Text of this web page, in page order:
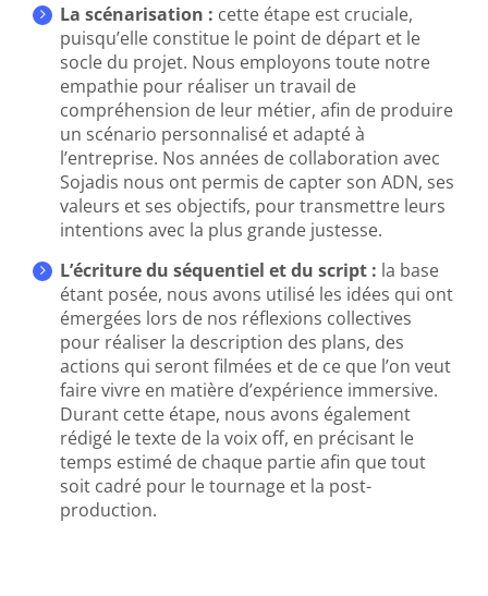
La scénarisation : cette étape est cruciale,
puisqu’elle constitue le point de départ et le
socle du projet. Nous employons toute notre
empathie pour réaliser un travail de
compréhension de leur métier, afin de produire
un scénario personnalisé et adapté à
l’entreprise. Nos années de collaboration avec
Sojadis nous ont permis de capter son ADN, ses
valeurs et ses objectifs, pour transmettre leurs
intentions avec la plus grande justesse.
L’écriture du séquentiel et du script : la base
étant posée, nous avons utilisé les idées qui ont
émergées lors de nos réflexions collectives
pour réaliser la description des plans, des
actions qui seront filmées et de ce que l’on veut
faire vivre en matière d’expérience immersive.
Durant cette étape, nous avons également
rédigé le texte de la voix off, en précisant le
temps estimé de chaque partie afin que tout
soit cadré pour le tournage et la post-
production.